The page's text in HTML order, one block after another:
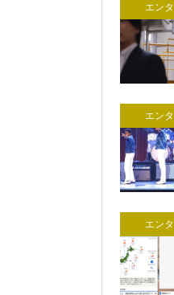
エン
エン
エン